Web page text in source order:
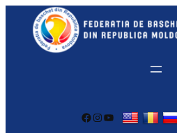
Перейти
содержимому
Facebook Instagram YouTube